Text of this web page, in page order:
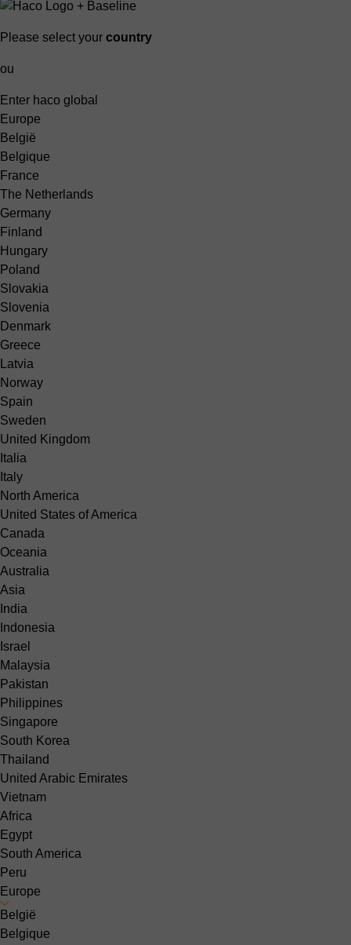
Please select your country
ou
Enter haco global
Europe
België
Belgique
France
The Netherlands
Germany
Finland
Hungary
Poland
Slovakia
Slovenia
Denmark
Greece
Latvia
Norway
Spain
Sweden
United Kingdom
Italia
Italy
North America
United States of America
Canada
Oceania
Australia
Asia
India
Indonesia
Israel
Malaysia
Pakistan
Philippines
Singapore
South Korea
Thailand
United Arabic Emirates
Vietnam
Africa
Egypt
South America
Peru
Europe
België
Belgique